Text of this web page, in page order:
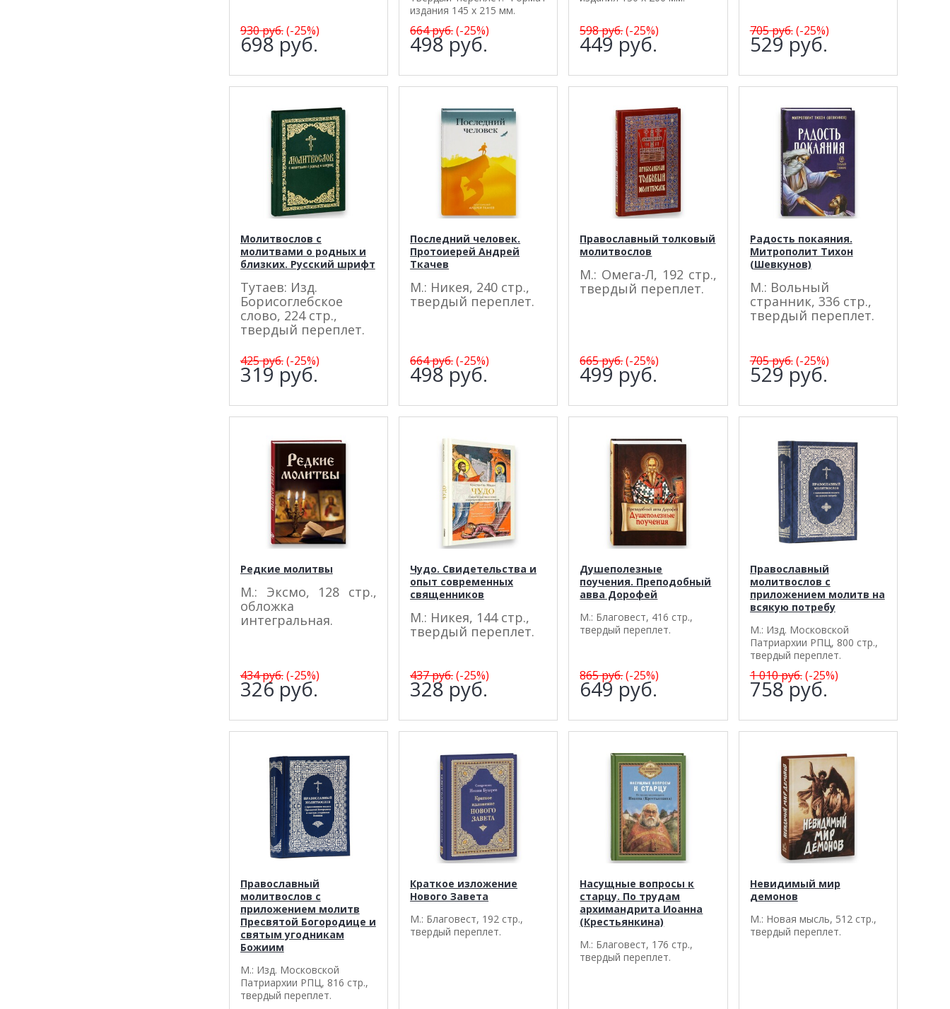
930руб.(-25%)
698руб.
издания 145 х 215 мм.
664руб.(-25%)
498руб. 598руб.(-25%)
449руб. 705руб.(-25%)
529руб.
Молитвослов с
молитвами о родных и
близких. Русский шрифт
Тутаев: Изд.
Борисоглебское
слово, 224 стр.,
твердый переплет.
425руб.(-25%)
319руб.
Последний человек.
Протоиерей Андрей
Ткачев
М.: Никея, 240 стр.,
твердый переплет.
664руб.(-25%)
498руб.
Православный толковый
молитвослов
М.: Омега-Л, 192 стр.,
твердый переплет.
665руб.(-25%)
499руб.
Радость покаяния.
Митрополит Тихон
(Шевкунов)
М.: Вольный
странник, 336 стр.,
твердый переплет.
705руб.(-25%)
529руб.
Редкие молитвы
М.: Эксмо, 128 стр.,
обложка
интегральная.
434руб.(-25%)
326руб.
Чудо. Свидетельства и
опыт современных
священников
М.: Никея, 144 стр.,
твердый переплет.
437руб.(-25%)
328руб.
Душеполезные
поучения. Преподобный
авва Дорофей
М.: Благовест, 416 стр.,
твердый переплет.
865руб.(-25%)
649руб.
Православный
молитвослов с
приложением молитв на
всякую потребу
М.: Изд. Московской
Патриархии РПЦ, 800 стр.,
твердый переплет.
1 010руб.(-25%)
758руб.
Православный
молитвослов с
приложением молитв
Пресвятой Богородице и
святым угодникам
Божиим
М.: Изд. Московской
Патриархии РПЦ, 816 стр.,
твердый переплет.
Краткое изложение
Нового Завета
М.: Благовест, 192 стр.,
твердый переплет.
Насущные вопросы к
старцу. По трудам
архимандрита Иоанна
(Крестьянкина)
М.: Благовест, 176 стр.,
твердый переплет.
Невидимый мир
демонов
М.: Новая мысль, 512 стр.,
твердый переплет.